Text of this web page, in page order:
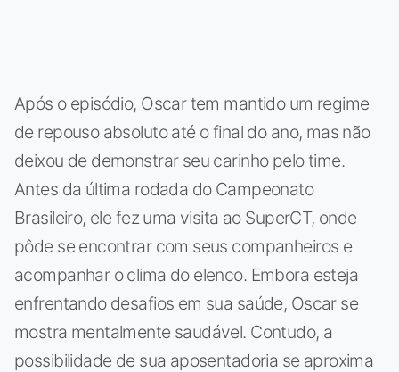
Após o episódio, Oscar tem mantido um regime
de repouso absoluto até o final do ano, mas não
deixou de demonstrar seu carinho pelo time.
Antes da última rodada do Campeonato
Brasileiro, ele fez uma visita ao SuperCT, onde
pôde se encontrar com seus companheiros e
acompanhar o clima do elenco. Embora esteja
enfrentando desafios em sua saúde, Oscar se
mostra mentalmente saudável. Contudo, a
possibilidade de sua aposentadoria se aproxima